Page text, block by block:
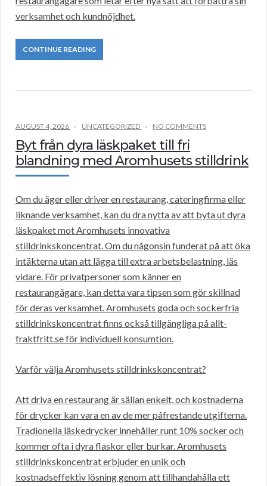
verksamhet och kundnöjdhet.
CONTINUE READING
AUGUST 4, 2026 UNCATEGORIZED NO COMMENTS
Byt från dyra läskpaket till fri
blandning med Aromhusets stilldrink
Om du äger eller driver en restaurang, cateringfirma eller
liknande verksamhet, kan du dra nytta av att byta ut dyra
läskpaket mot Aromhusets innovativa
stilldrinkskoncentrat. Om du någonsin funderat på att öka
intäkterna utan att lägga till extra arbetsbelastning, läs
vidare. För privatpersoner som känner en
restaurangägare, kan detta vara tipsen som gör skillnad
för deras verksamhet. Aromhusets goda och sockerfria
stilldrinkskoncentrat finns också tillgängliga på allt-
fraktfritt.se för individuell konsumtion.
Varför välja Aromhusets stilldrinkskoncentrat?
Att driva en restaurang är sällan enkelt, och kostnaderna
för drycker kan vara en av de mer påfrestande utgifterna.
Tradionella läskedrycker innehåller runt 10% socker och
kommer ofta i dyra flaskor eller burkar. Aromhusets
stilldrinkskoncentrat erbjuder en unik och
kostnadseffektiv lösning genom att tillhandahålla ett